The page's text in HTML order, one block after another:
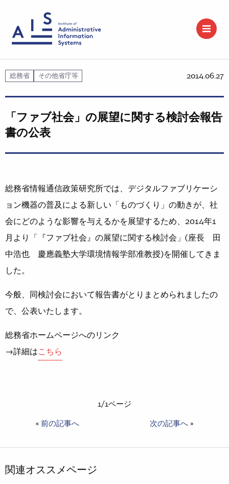
総務省 その他省庁等 2014.06.27
「ファブ社会」の展望に関する検討会報告
書の公表
総務省情報通信政策研究所では、デジタルファブリケーシ
ョン機器の普及による新しい「ものづくり」の動きが、社
会にどのような影響を与えるかを展望するため、2014年1
月より「『ファブ社会』の展望に関する検討会」(座長 田
中浩也 慶應義塾大学環境情報学部准教授)を開催してきま
した。
今般、同検討会において報告書がとりまとめられましたの
で、公表いたします。
総務省ホームページへのリンク
→詳細はこちら
1/1ページ
« 前の記事へ 次の記事へ »
関連オススメページ